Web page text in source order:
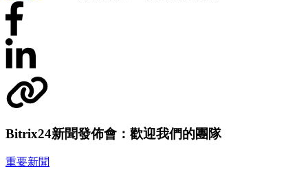
Bitrix24新聞發佈會：歡迎我們的團隊
重要新聞